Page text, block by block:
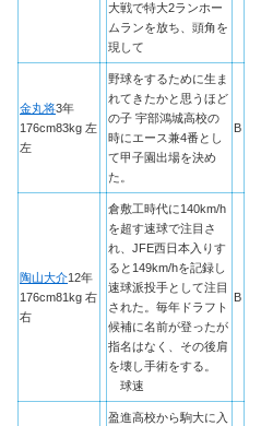
大戦で特大2ランホー
ムランを放ち、頭角を
現して
金丸将3年
176cm83kg 左
左
野球をするために生ま
れてきたかと思うほど
の子 宇部鴻城高校の
時にエース兼4番とし
て甲子園出場を決め
た。
B
陶山大介12年
176cm81kg 右
右
倉敷工時代に140km/h
を超す速球で注目さ
れ、JFE西日本入りす
ると149km/hを記録し
速球派投手として注目
された。毎年ドラフト
候補に名前が登ったが
指名はなく、その後肩
を壊し手術をする。
球速
B
盈進高校から駒大に入